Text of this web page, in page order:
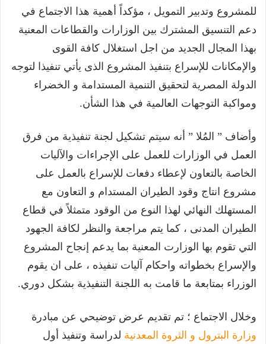
للمشروع وتدبير التمويل ، مؤكداً أهمية هذا الاجتماع في
دعم التنسيق المشترك بين الوزارات والقطاعات المعنية
بهذا المجال الجديد من اجل استغلال كافة القوى
والإمكانات للإسراع بتنفيذ المشروع الذى يأتي تنفيذا لتوجه
الدولة المصرية لتحقيق التنمية المستدامة و الخضراء
ومواكبة التوجهات العالمية في هذا الشأن.
وأضاف ” المُلا ” أنه سيتم تشكيل لجنة تنفيذية من فرق
العمل في الوزارات للعمل على الإجراءات والآليات
الخاصة بالتعاون لإعطاء دفعات للإسراع بالعمل على
مشروع انتاج وقود الطيران المستدام و التعاون مع
المستهلك النهائي لهذا النوع من الوقود متمثلاً في قطاع
الطيران المدنى ، كما يتم مراجعة والنظر لكافة الجهود
التي تقوم بها الوزارت المعنية بما يدعم إنجاح المشروع
والإسراع بخطواته واحكام آليات تنفيذه ، على ان يقوم
الوزراء بمتابعة ما قامت به اللجنة التنفيذية بشكل دوري.
وخلال الاجتماع ؛ تم تقديم عرض توضيحي عن مبادرة
وزارة البترول و الثروة المعدنية لدراسة وتنفيذ أول